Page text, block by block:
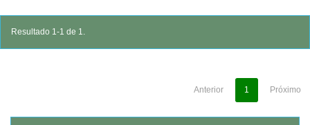
Resultado 1-1 de 1.
Anterior 1 Próximo